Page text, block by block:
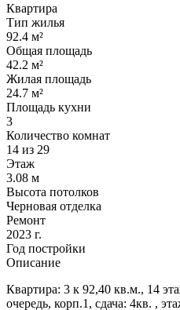
Квартира
Тип жилья
92.4 м²
Общая площадь
42.2 м²
Жилая площадь
24.7 м²
Площадь кухни
3
Количество комнат
14 из 29
Этаж
3.08 м
Высота потолков
Черновая отделка
Ремонт
2023 г.
Год постройки
Описание
Квартира: 3 к 92,40 кв.м., 14
очередь, корп.1, сдача: 4кв. ,